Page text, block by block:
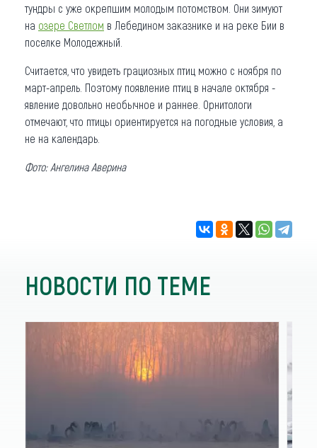
тундры с уже окрепшим молодым потомством. Они зимуют
на озере Светлом в Лебедином заказнике и на реке Бии в
поселке Молодежный.
Считается, что увидеть грациозных птиц можно с ноября по
март-апрель. Поэтому появление птиц в начале октября -
явление довольно необычное и раннее. Орнитологи
отмечают, что птицы ориентируется на погодные условия, а
не на календарь.
Фото: Ангелина Аверина
НОВОСТИ ПО ТЕМЕ